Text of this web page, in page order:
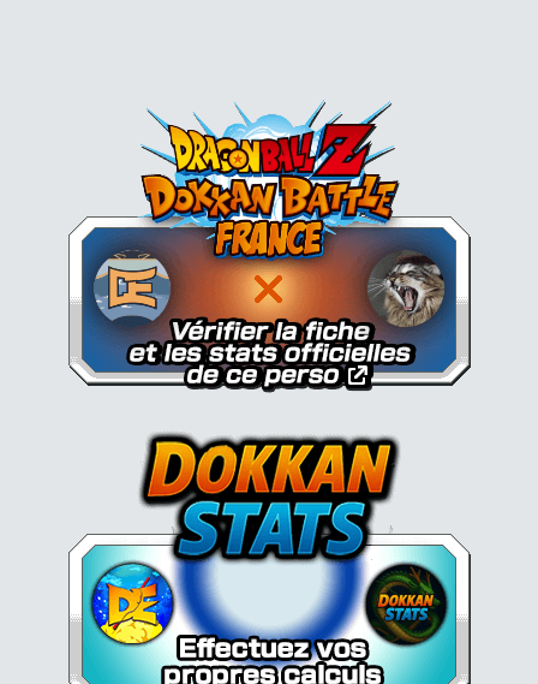
Dokkan Essentials x Dragon